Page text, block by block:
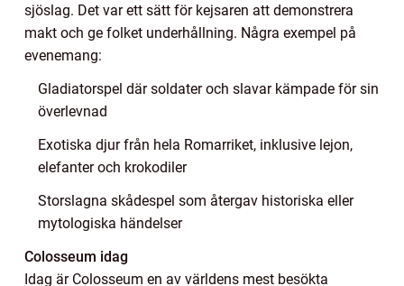
sjöslag. Det var ett sätt för kejsaren att demonstrera
makt och ge folket underhållning. Några exempel på
evenemang:
Gladiatorspel där soldater och slavar kämpade för sin
överlevnad
Exotiska djur från hela Romarriket, inklusive lejon,
elefanter och krokodiler
Storslagna skådespel som återgav historiska eller
mytologiska händelser
Colosseum idag
Idag är Colosseum en av världens mest besökta